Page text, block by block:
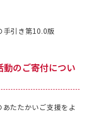
引き第10.0版
動のご寄付につい
たたかいご支援をよ